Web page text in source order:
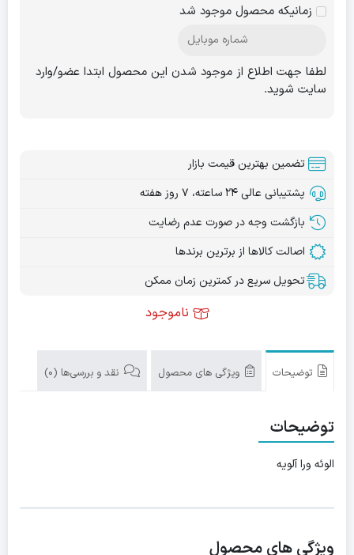
زمانیکه محصول موجود شد
لطفا جهت اطلاع از موجود شدن این محصول ابتدا عضو/وارد
سایت شوید.
تضمین بهترین قیمت بازار
پشتیبانی عالی ۲۴ ساعته، ۷ روز هفته
بازگشت وجه در صورت عدم رضایت
اصالت کالاها از برترین برندها
تحویل سریع در کمترین زمان ممکن
ناموجود
توضیحات ویژگی های محصول نقد و بررسی‌ها (0)
توضیحات
الوئه ورا آلویه
ویژگی های محصول